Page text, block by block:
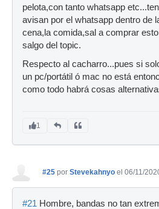
pelota,con tanto whatsapp
avisan por el whatsapp dentro de
cena,la comida,sal a comprar
salgo del topic.
Respecto al cacharro...pues si
un pc/portátil ó mac no está
como todo habrá cosas
1
#25 por Stevekahnyo el 06/11/
#21 Hombre, bandas no tan